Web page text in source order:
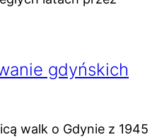
gdyńskich
walk o Gdynie z 1945